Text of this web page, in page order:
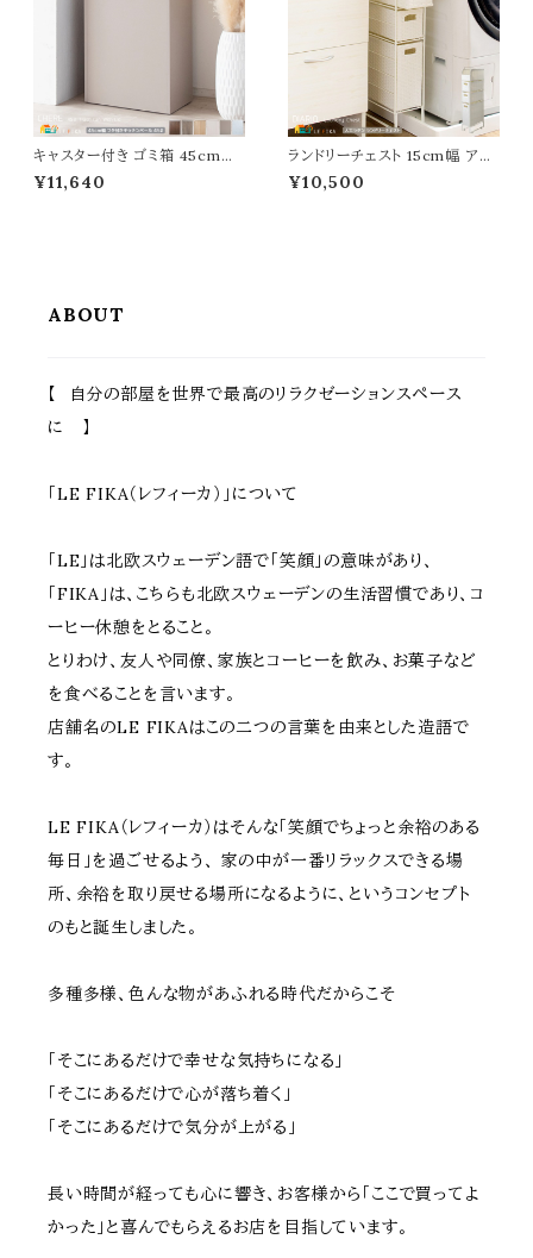
キャスター付き ゴミ箱 45cm幅
ブラウン ナチュラル グレージュ
ホワイト 木目柄 大理石柄 モカ
¥11,640
ランドリーチェスト 15cm幅 アイ
ボリー 人工ラタン 隙間収納 サ
ニタリーチェスト スリム コンパク
¥10,500
ABOUT
【 自分の部屋を世界で最高のリラクゼーションスペース
に 】
「LE FIKA（レフィーカ）」について
「LE」は北欧スウェーデン語で「笑顔」の意味があり、
「FIKA」は、こちらも北欧スウェーデンの生活習慣であり、コ
ーヒー休憩をとること。
とりわけ、友人や同僚、家族とコーヒーを飲み、お菓子など
を食べることを言います。
店舗名のLE FIKAはこの二つの言葉を由来とした造語で
す。
LE FIKA（レフィーカ）はそんな「笑顔でちょっと余裕のある
毎日」を過ごせるよう、 家の中が一番リラックスできる場
所、余裕を取り戻せる場所になるように、というコンセプト
のもと誕生しました。
多種多様、色んな物があふれる時代だからこそ
「そこにあるだけで幸せな気持ちになる」
「そこにあるだけで心が落ち着く」
「そこにあるだけで気分が上がる」
長い時間が経っても心に響き、お客様から「ここで買ってよ
かった」と喜んでもらえるお店を目指しています。